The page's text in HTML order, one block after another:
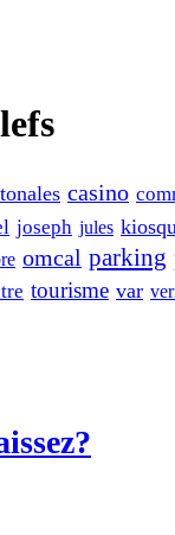
casino
joseph jules
omcal parking
tourisme var